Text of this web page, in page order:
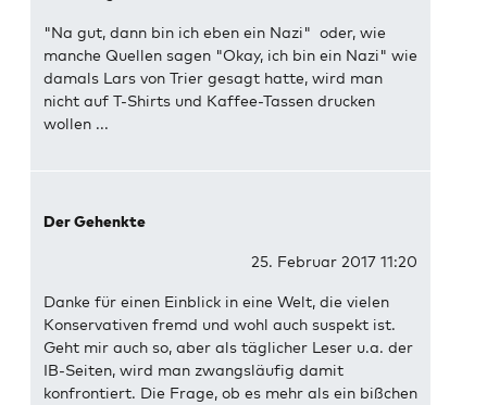
"Na gut, dann bin ich eben ein Nazi" oder, wie
manche Quellen sagen "Okay, ich bin ein Nazi" wie
damals Lars von Trier gesagt hatte, wird man
nicht auf T-Shirts und Kaffee-Tassen drucken
wollen ...
Der Gehenkte
25. Februar 2017 11:20
Danke für einen Einblick in eine Welt, die vielen
Konservativen fremd und wohl auch suspekt ist.
Geht mir auch so, aber als täglicher Leser u.a. der
IB-Seiten, wird man zwangsläufig damit
konfrontiert. Die Frage, ob es mehr als ein bißchen